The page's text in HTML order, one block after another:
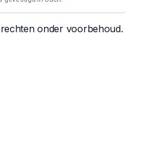
onder voorbehoud.